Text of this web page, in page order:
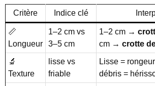
Critère Indice clé
📏
Longueur
1–2 cm vs
3–5 cm
1–2 cm →
cm → crotte
🔬
Texture
lisse vs
friable
Lisse =
débris =